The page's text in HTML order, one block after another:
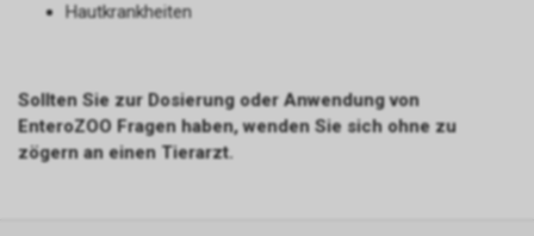
Hautkrankheiten
Sollten Sie zur Dosierung oder Anwendung von
EnteroZOO Fragen haben, wenden Sie sich ohne zu
zögern an einen Tierarzt.